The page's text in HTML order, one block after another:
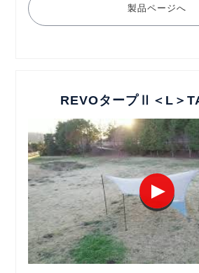
製品ページへ
REVOタープⅡ＜L＞